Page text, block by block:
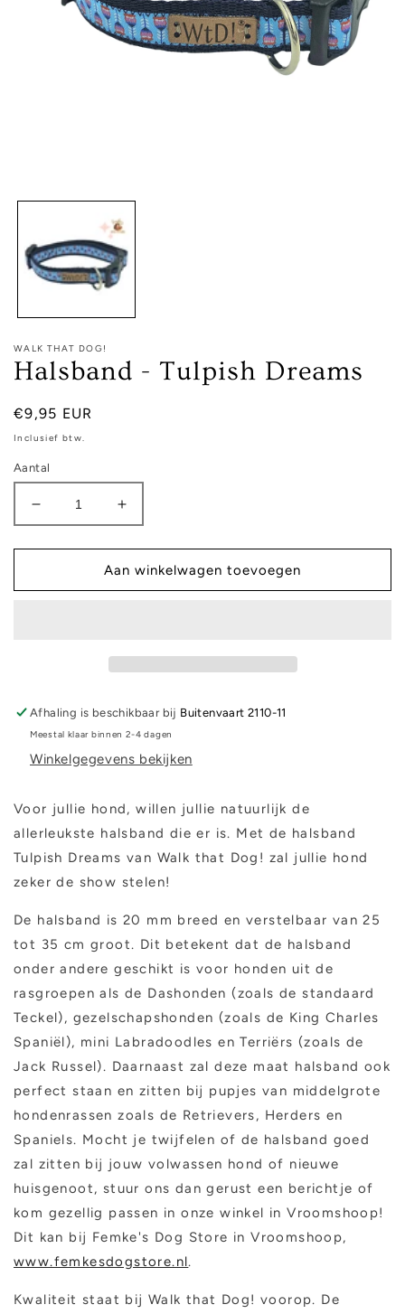
WALK THAT DOG!
Halsband - Tulpish Dreams
Normale
prijs
€9,95 EUR
Inclusief btw.
Aantal
Aantal
verlagen
voor
-
Aantal
verhogen
voor
Halsband
-
Aan winkelwagen toevoegen
Afhaling is beschikbaar bij Buitenvaart 2110-11
Meestal klaar binnen 2-4 dagen
Winkelgegevens bekijken
Voor jullie hond, willen jullie natuurlijk de
allerleukste halsband die er is. Met de halsband
Tulpish Dreams van Walk that Dog! zal jullie hond
zeker de show stelen!
De halsband is 20 mm breed en verstelbaar van 25
tot 35 cm groot. Dit betekent dat de halsband
onder andere geschikt is voor honden uit de
rasgroepen als de Dashonden (zoals de standaard
Teckel), gezelschapshonden (zoals de King Charles
Spaniël), mini Labradoodles en Terriërs (zoals de
Jack Russel). Daarnaast zal deze maat halsband ook
perfect staan en zitten bij pupjes van middelgrote
hondenrassen zoals de Retrievers, Herders en
Spaniels. Mocht je twijfelen of de halsband goed
zal zitten bij jouw volwassen hond of nieuwe
huisgenoot, stuur ons dan gerust een berichtje of
kom gezellig passen in onze winkel in Vroomshoop!
Dit kan bij Femke's Dog Store in Vroomshoop,
www.femkesdogstore.nl.
Kwaliteit staat bij Walk that Dog! voorop. De